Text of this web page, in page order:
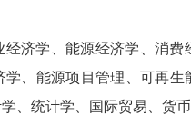
济学、能源经济学、消
、能源项目管理、可再
、统计学、国际贸易、货